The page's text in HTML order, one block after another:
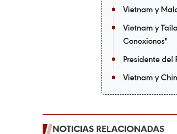
Vietnam y
Vietnam y
Conexiones"
Presidente
Vietnam y
NOTICIAS RELACIONADAS